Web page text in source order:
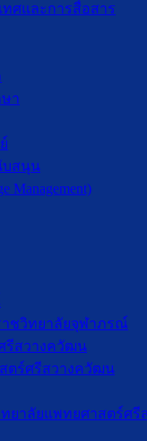
ศและการสื่อสาร
า
บสนุน
Management)
ชวิทยาลัยจุฬาภรณ์
รีสวางควัฒน
ตร์ศรีสวางควัฒน
ยาลัยแพทยศาสตร์ศรี